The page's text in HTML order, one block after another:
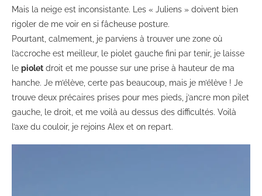
Mais la neige est inconsistante. Les « Juliens » doivent bien
rigoler de me voir en si fâcheuse posture.
Pourtant, calmement, je parviens à trouver une zone où
l’accroche est meilleur, le piolet gauche fini par tenir, je laisse
le piolet droit et me pousse sur une prise à hauteur de ma
hanche. Je m’élève, certe pas beaucoup, mais je m’élève ! Je
trouve deux précaires prises pour mes pieds, j’ancre mon pilet
gauche, le droit, et me voilà au dessus des difficultés. Voilà
l’axe du couloir, je rejoins Alex et on repart.